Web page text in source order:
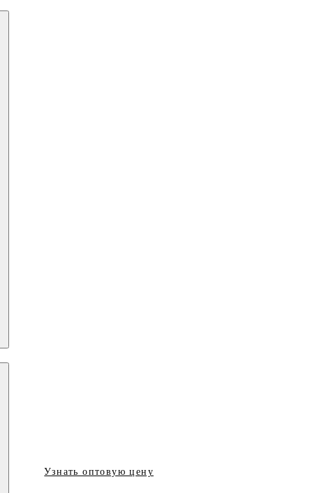
Узнать оптовую цену